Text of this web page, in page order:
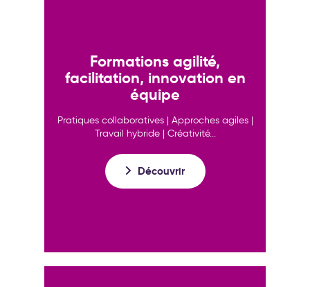
Formations agilité,
facilitation, innovation en
équipe
Pratiques collaboratives | Approches agiles |
Travail hybride | Créativité...
Découvrir